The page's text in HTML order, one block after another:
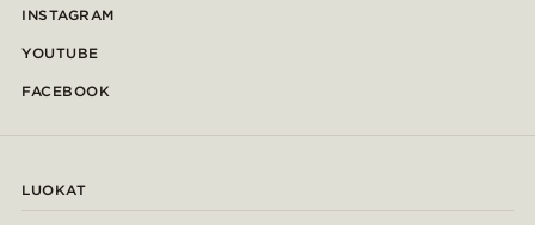
INSTAGRAM
YOUTUBE
FACEBOOK
LUOKAT